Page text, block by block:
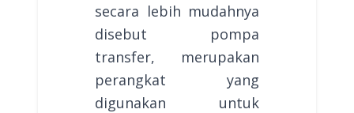
secara lebih mudahnya
disebut pompa
transfer, merupakan
perangkat yang
digunakan untuk